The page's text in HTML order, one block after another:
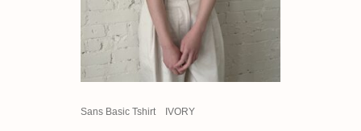
Sans Basic Tshirt IVORY